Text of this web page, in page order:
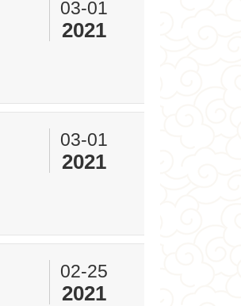
03-01
2021
03-01
2021
02-25
2021